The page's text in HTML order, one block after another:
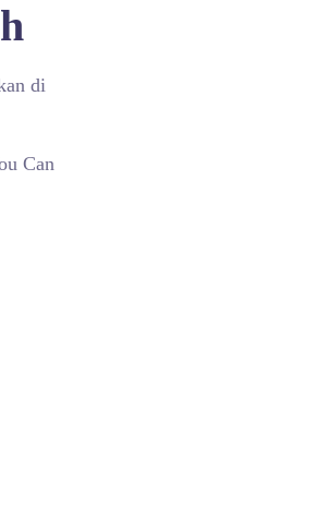
di
Can